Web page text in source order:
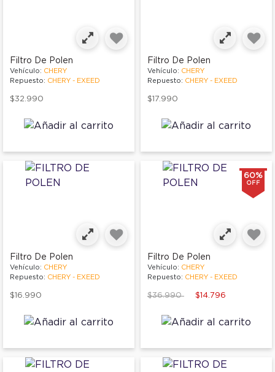
Filtro De Polen
Vehículo: CHERY
Repuesto: CHERY - EXEED
$32.990
Filtro De Polen
Vehículo: CHERY
Repuesto: CHERY - EXEED
$17.990
Filtro De Polen
Vehículo: CHERY
Repuesto: CHERY - EXEED
$16.990
60%
OFF
Filtro De Polen
Vehículo: CHERY
Repuesto: CHERY - EXEED
Price reduced from
$36.990to $14.796